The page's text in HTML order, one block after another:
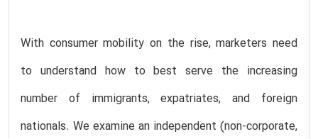
With consumer mobility on the rise, marketers need
to understand how to best serve the increasing
number of immigrants, expatriates, and foreign
nationals. We examine an independent (non-corporate,